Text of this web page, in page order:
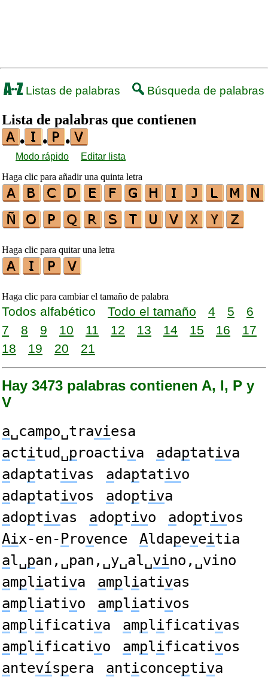
Listas de palabras Búsqueda de palabras
Lista de palabras que contienen
•
• •
Modo rápido
Editar lista
Haga clic para añadir una quinta letra
Haga clic para quitar una letra
Haga clic para cambiar el tamaño de palabra
Todos alfabético Todo el tamaño 4 5
6
7
8 9 10 11 12 13 14 15 16
17
18
19 20 21
Hay 3473 palabras contienen A, I, P y
V
a␣campo␣traviesa
actitud␣proactiva adaptativa
adaptativas adaptativo
adaptativos adoptiva
adoptivas adoptivo adoptivos
Aix-en- Provence Aldapeveitia
al␣pan,␣pan,␣y␣al␣vino,␣vino
ampliativa ampliativas
ampliativo ampliativos
amplificativa amplificativas
amplificativo amplificativos
antevíspera anticonceptiva